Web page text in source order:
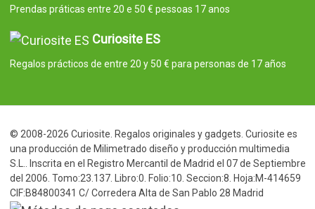
Prendas práticas entre 20 e 50 € pessoas 17 anos
Curiosite ES
Regalos prácticos de entre 20 y 50 € para personas de 17 años
© 2008-2026 Curiosite. Regalos originales y gadgets. Curiosite es
una producción de Milimetrado diseño y producción multimedia
S.L.. Inscrita en el Registro Mercantil de Madrid el 07 de Septiembre
del 2006. Tomo:23.137. Libro:0. Folio:10. Seccion:8. Hoja:M-414659
CIF:B84800341 C/ Corredera Alta de San Pablo 28 Madrid